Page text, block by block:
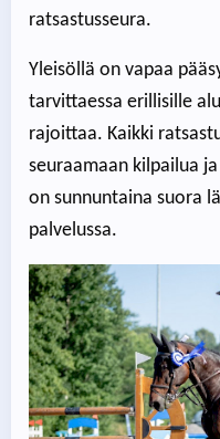
ratsastusseura.
Yleisöllä on vapaa
tarvittaessa erillisille
rajoittaa. Kaikki
seuraamaan kilpailua
on sunnuntaina suora
palvelussa.